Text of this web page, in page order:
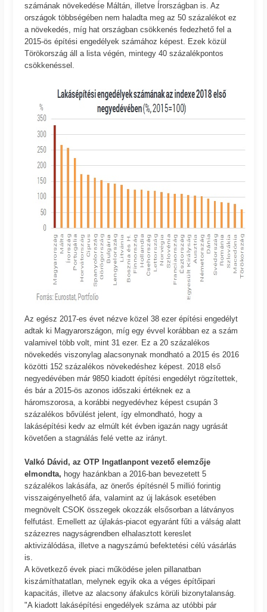
számának növekedése Máltán, illetve Írországban is. Az
országok többségében nem haladta meg az 50 százalékot ez
a növekedés, míg hat országban csökkenés fedezhető fel a
2015-ös építési engedélyek számához képest. Ezek közül
Törökország áll a lista végén, mintegy 40 százalékpontos
csökkenéssel.
Az egész 2017-es évet nézve közel 38 ezer építési engedélyt
adtak ki Magyarországon, míg egy évvel korábban ez a szám
valamivel több volt, mint 31 ezer. Ez a 20 százalékos
növekedés viszonylag alacsonynak mondható a 2015 és 2016
közötti 152 százalékos növekedéshez képest. 2018 első
negyedévében már 9850 kiadott építési engedélyt rögzítettek,
és bár a 2015-ös azonos időszaki értéknek ez a
háromszorosa, a korábbi negyedévhez képest csupán 3
százalékos bővülést jelent, így elmondható, hogy a
lakásépítési kedv az elmúlt két évben igazán nagy ugrását
követően a stagnálás felé vette az irányt.
Valkó Dávid, az OTP Ingatlanpont vezető elemzője
elmondta, hogy hazánkban a 2016-ban bevezetett 5
százalékos lakásáfa, az önerős építésnél 5 millió forintig
visszaigényelhető áfa, valamint az új lakások esetében
megnövelt CSOK összegek okozzák elsősorban a látványos
felfutást. Emellett az újlakás-piacot egyaránt fűti a válság alatt
százezres nagyságrendben elhalasztott kereslet
aktivizálódása, illetve a nagyszámú befektetési célú vásárlás
is.
A következő évek piaci működése jelen pillanatban
kiszámíthatatlan, melynek egyik oka a véges építőipari
kapacitás, illetve az alacsony áfakulcs körüli bizonytalanság.
"A kiadott lakásépítési engedélyek száma az utóbbi pár